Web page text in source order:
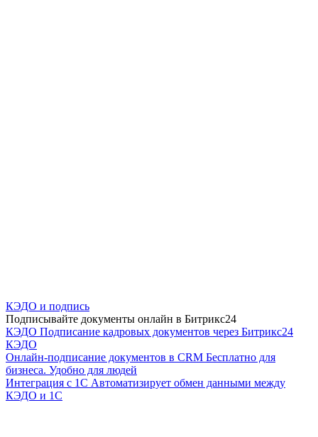
КЭДО и подпись
Подписывайте документы онлайн в Битрикс24
КЭДО Подписание кадровых документов через Битрикс24
КЭДО
Онлайн-подписание документов в CRM Бесплатно для
бизнеса. Удобно для людей
Интеграция с 1С Автоматизирует обмен данными между
КЭДО и 1С